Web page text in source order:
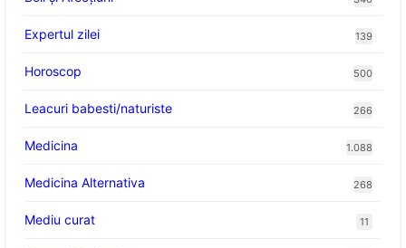
Expertul zilei 139
Horoscop 500
Leacuri babesti/naturiste 266
Medicina 1.088
Medicina Alternativa 268
Mediu curat 11